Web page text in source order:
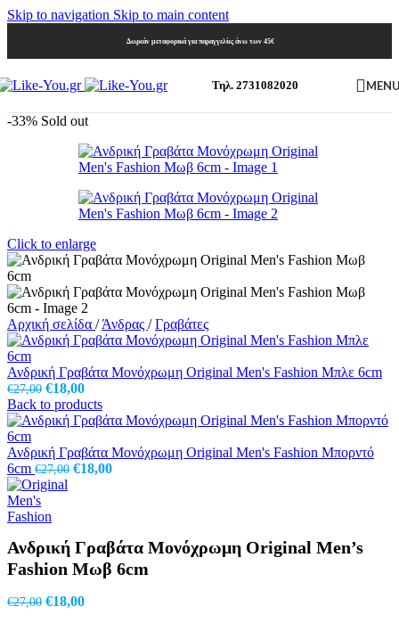
Skip to navigation Skip to main content
Δωρεάν μεταφορικά για παραγγελίες άνω των 45€
Τηλ. 2731082020
-33% Sold out
Click to enlarge
Αρχική σελίδα / Άνδρας / Γραβάτες
Ανδρική Γραβάτα Μονόχρωμη Original Men's Fashion Μπλε 6cm
€27,00 Original
price
was:
€18,00Η
τρέχουσα
τιμή
€18,00.
Back to products
Ανδρική Γραβάτα Μονόχρωμη Original Men's Fashion Μπορντό
6cm €27,00 Original
€18,00Η
Ανδρική Γραβάτα Μονόχρωμη Original Men’s
Fashion Μωβ 6cm
€27,00 Original
€18,00Η